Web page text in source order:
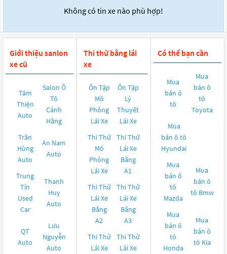
Không có tin xe nào phù hợp!
Giới thiệu sanlon
xe cũ
Tâm
Thiện
Auto
Salon Ô
Tô
Cảnh
Hằng
Trần
Hùng
Auto
An Nam
Auto
Trung
Tín
Used
Car
Thanh
Huy
Auto
QT
Auto
Lưu
Nguyễn
Auto
Thi thử bằng lái
xe
Ôn Tập
Mô
Phỏng
Lái Xe
Ôn Tập
Lý
Thuyết
Lái Xe
Thi Thử
Mô
Phỏng
Lái Xe
Thi Thử
Lái Xe
Bằng
A1
Thi Thử
Lái Xe
Bằng
A2
Thi Thử
Lái Xe
Bằng
A3
Thi Thử
Lái Xe
Thi Thử
Lái Xe
Có thể bạn cần
Mua
bán ô
tô
Mua
bán ô
tô
Toyota
Mua
bán ô tô
Hyundai
Mua
bán ô
tô
Mazda
Mua
bán ô
tô Bmw
Mua
bán ô
tô
Honda
Mua
bán ô
tô Kia